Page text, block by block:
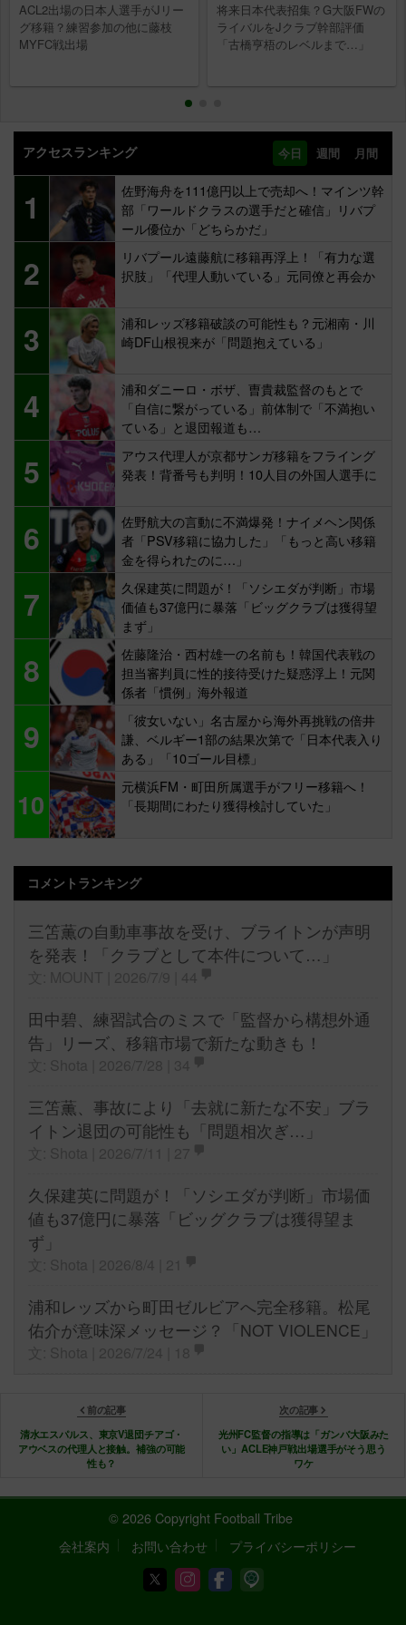
ACL2出場の日本人選手がJリー
グ移籍？練習参加の他に藤枝
MYFC戦出場
将来日本代表招集？G大阪FWの
ライバルをJクラブ幹部評価
「古橋亨梧のレベルまで…」
アクセスランキング 今日 週間 月間
1
佐野海舟を111億円以上で売却へ！マインツ幹
部「ワールドクラスの選手だと確信」リバプ
ール優位か「どちらかだ」
2
リバプール遠藤航に移籍再浮上！「有力な選
択肢」「代理人動いている」元同僚と再会か
3
浦和レッズ移籍破談の可能性も？元湘南・川
崎DF山根視来が「問題抱えている」
4
浦和ダニーロ・ボザ、曺貴裁監督のもとで
「自信に繋がっている」前体制で「不満抱い
ている」と退団報道も…
5
アウス代理人が京都サンガ移籍をフライング
発表！背番号も判明！10人目の外国人選手に
6
佐野航大の言動に不満爆発！ナイメヘン関係
者「PSV移籍に協力した」「もっと高い移籍
金を得られたのに…」
7
久保建英に問題が！「ソシエダが判断」市場
価値も37億円に暴落「ビッグクラブは獲得望
まず」
8
佐藤隆治・西村雄一の名前も！韓国代表戦の
担当審判員に性的接待受けた疑惑浮上！元関
係者「慣例」海外報道
9
「彼女いない」名古屋から海外再挑戦の倍井
謙、ベルギー1部の結果次第で「日本代表入り
ある」「10ゴール目標」
10
元横浜FM・町田所属選手がフリー移籍へ！
「長期間にわたり獲得検討していた」
コメントランキング
三笘薫の自動車事故を受け、ブライトンが声明
を発表！「クラブとして本件について…」
田中碧、練習試合のミスで「監督から構想外通
告」リーズ、移籍市場で新たな動きも！
三笘薫、事故により「去就に新たな不安」ブラ
イトン退団の可能性も「問題相次ぎ…」
久保建英に問題が！「ソシエダが判断」市場価
値も37億円に暴落「ビッグクラブは獲得望ま
ず」
浦和レッズから町田ゼルビアへ完全移籍。松尾
佑介が意味深メッセージ？「NOT VIOLENCE」
前の記事
清水エスパルス、東京V退団チアゴ・
アウベスの代理人と接触。補強の可能
性も？
次の記事
光州FC監督の指導は「ガンバ大阪みた
い」ACLE神戸戦出場選手がそう思う
ワケ
© 2026 Copyright Football Tribe
会社案内
お問い合わせ プライバシーポリシー